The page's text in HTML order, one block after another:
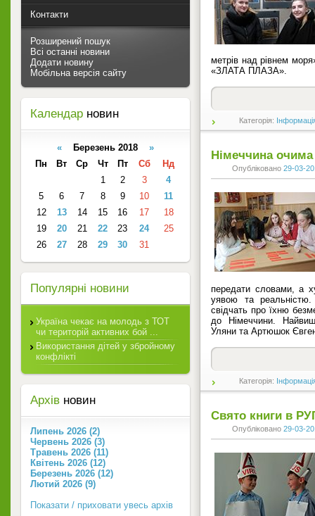
метрів над рівнем
«ЗЛАТА ПЛАЗА».
Категорія:
Німеччина очима
Опубліковано 29-03-
передати словами, а
уявою та реальністю.
свідчать про їхню
до Німеччини.
Уляни та Артюшок
Категорія:
Свято книги в
Опубліковано 29-03-
Контакти
Розширений пошук
Всі останні новини
Додати новину
Мобільна версія сайту
Календар новин
« Березень 2018 »
Пн
Вт Ср Чт Пт Сб
Нд
1
2 3
4
5
6 7 8 9 10
11
12
13 14 15 16 17
18
19
20 21 22 23 24
25
26
27 28 29 30 31
Популярні новини
Україна чекає на молодь з ТОТ
чи територій активних бой ...
Використання дітей у збройному
конфлікті
Архів новин
Липень 2026 (2)
Червень 2026 (3)
Травень 2026 (11)
Квітень 2026 (12)
Березень 2026 (12)
Лютий 2026 (9)
Показати / приховати увесь архів